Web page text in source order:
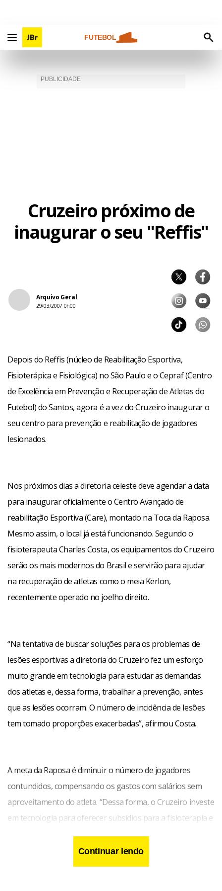
FUTEBOL
Cruzeiro próximo de
inaugurar o seu "Reffis"
Arquivo Geral
29/03/2007 0h00
Depois do Reffis (núcleo de Reabilitação Esportiva,
Fisioterápica e Fisiológica) no São Paulo e o Cepraf (Centro
de Excelência em Prevenção e Recuperação de Atletas do
Futebol) do Santos, agora é a vez do Cruzeiro inaugurar o
seu centro para prevenção e reabilitação de jogadores
lesionados.
Nos próximos dias a diretoria celeste deve agendar a data
para inaugurar oficialmente o Centro Avançado de
reabilitação Esportiva (Care), montado na Toca da Raposa.
Mesmo assim, o local já está funcionando. Segundo o
fisioterapeuta Charles Costa, os equipamentos do Cruzeiro
serão os mais modernos do Brasil e servirão para ajudar
na recuperação de atletas como o meia Kerlon,
recentemente operado no joelho direito.
“Na tentativa de buscar soluções para os problemas de
lesões esportivas a diretoria do Cruzeiro fez um esforço
muito grande em tecnologia para estudar as demandas
dos atletas e, dessa forma, trabalhar a prevenção, antes
que as lesões ocorram. O número de incidência de lesões
tem tomado proporções exacerbadas”, afirmou Costa.
A meta da Raposa é diminuir o número de jogadores
contundidos, compensando os gastos com salários sem
aproveitamento do atleta. “Dessa forma, o Cruzeiro investe
em tecnologia para oferecer subsídios para a fisioterapia e
preparação física na tentativa de eqüalizar déficits e
desequilíbrios musculares”, completou.
Continuar lendo